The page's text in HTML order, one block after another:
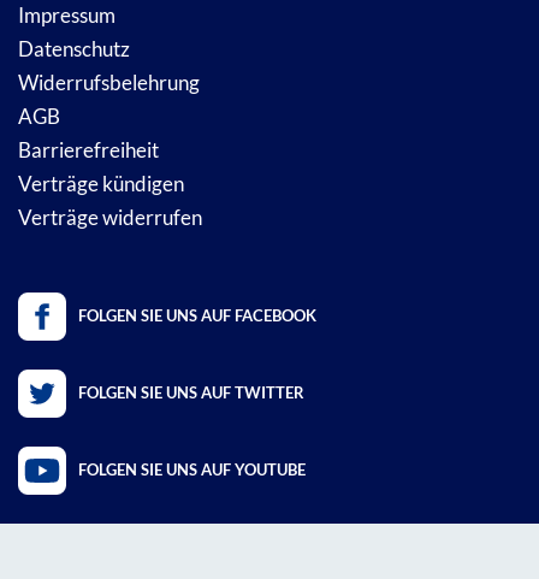
Impressum
Datenschutz
Widerrufsbelehrung
AGB
Barrierefreiheit
Verträge kündigen
Verträge widerrufen
FOLGEN SIE UNS AUF FACEBOOK
FOLGEN SIE UNS AUF TWITTER
FOLGEN SIE UNS AUF YOUTUBE